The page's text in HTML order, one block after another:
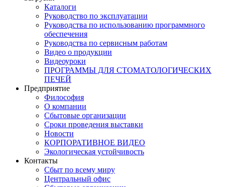
Каталоги
Руководство по эксплуатации
Руководства по использованию программного
обеспечения
Руководства по сервисным работам
Видео о продукции
Видеоуроки
ПРОГРАММЫ ДЛЯ СТОМАТОЛОГИЧЕСКИХ
ПЕЧЕЙ
Предприятие
Философия
О компании
Сбытовые организации
Сроки проведения выставки
Новости
КОРПОРАТИВНОЕ ВИДЕО
Экологическая устойчивость
Контакты
Сбыт по всему миру
Центральный офис